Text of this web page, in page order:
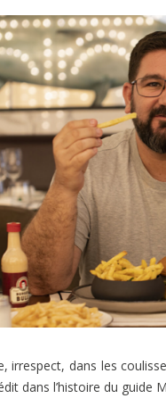
irrespect, dans les
dans l’histoire du guide